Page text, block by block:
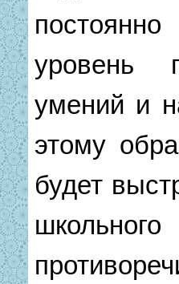
уровень
умений и
этому
будет